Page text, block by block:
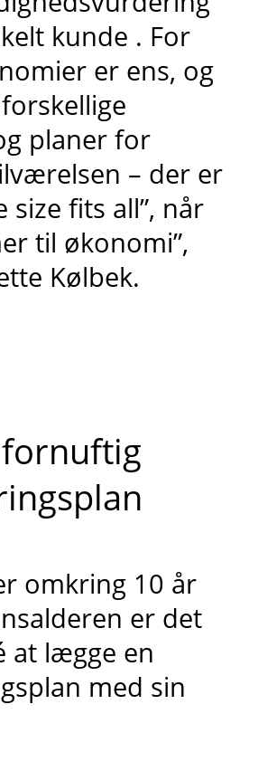
kunde . For
er ens, og
planer for
– der er
size fits all”, når
til økonomi”,
Kølbek.
omkring 10 år
er det
at lægge en
med sin